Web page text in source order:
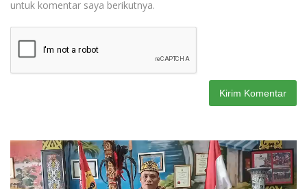
untuk komentar saya berikutnya.
Pemutar
Video